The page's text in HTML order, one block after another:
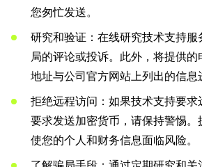
您匆忙发送。
研究和验证：在线研究技术支持服
局的评论或投诉。此外，将提供
地址与公司官方网站上列出的信息
拒绝远程访问：如果技术支持要
要求发送加密货币，请保持警惕。
使您的个人和财务信息面临风险。